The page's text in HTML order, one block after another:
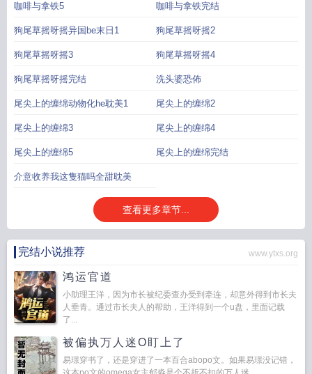
咖啡与拿铁5 咖啡与拿铁完结
狗尾草摇呀摇异国be末日1 狗尾草摇呀摇2
狗尾草摇呀摇3 狗尾草摇呀摇4
狗尾草摇呀摇完结 洗头婆恐佈
尾尖上的缠绵动物化he耽美1 尾尖上的缠绵2
尾尖上的缠绵3 尾尖上的缠绵4
尾尖上的缠绵5 尾尖上的缠绵完结
介意收养我这隻猫吗全甜耽美
查看更多章节...
完结小说推荐 www.ytxs.org
鸿运官道
小助理王洋，因为市长被纪委查办受到牵连，却意外得到市长夫
人垂青。通过市长夫人的帮助，王洋得到一个u盘，里面记载
了...
被偏执万人迷O盯上了
易璟穿书了，还是穿进了一本百合abopo文。如果易璟没记错，